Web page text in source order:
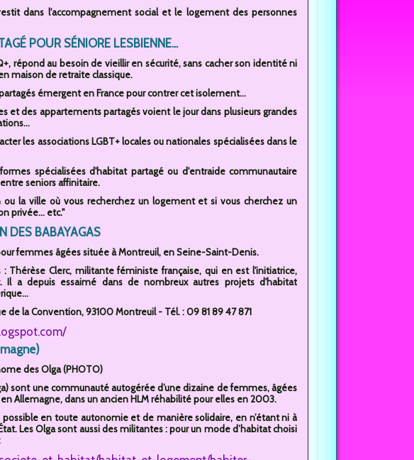
dans l'accompagnement social et le logement des personnes
POUR SÉNIORE LESBIENNE...
répond au besoin de vieillir en sécurité, sans cacher son identité ni
maison de retraite classique.
émergent en France pour contrer cet isolement...
et des appartements partagés voient le jour dans plusieurs grandes
les associations LGBT+ locales ou nationales spécialisées dans le
spécialisées d'habitat partagé ou d'entraide communautaire
seniors affinitaire.
ou la ville où vous recherchez un logement et si vous cherchez un
privée... etc."
DES BABAYAGAS
femmes âgées située à Montreuil, en Seine-Saint-Denis.
Clerc, militante féministe française, qui en est l'initiatrice,
Il a depuis essaimé dans de nombreux autres projets d'habitat
de la Convention, 93100 Montreuil - Tél. : 09 81 89 47 871
des Olga (PHOTO)
sont une communauté autogérée d’une dizaine de femmes, âgées
Allemagne, dans un ancien HLM réhabilité pour elles en 2003.
en toute autonomie et de manière solidaire, en n’étant ni à
Les Olga sont aussi des militantes : pour un mode d’habitat choisi